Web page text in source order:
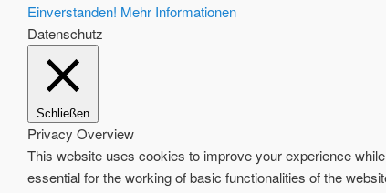
Einverstanden! Mehr Informationen
Datenschutz
Schließen
Privacy Overview
This website uses cookies to improve your experience
essential for the working of basic functionalities of the